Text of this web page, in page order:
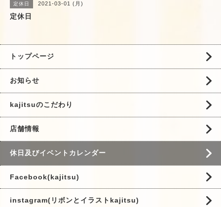
定休日 2021-03-01 (月)
定休日
トップページ
お知らせ
kajitsuのこだわり
店舗情報
休日及びイベントカレンダー
Facebook(kajitsu)
instagram(リボンとイラストkajitsu)